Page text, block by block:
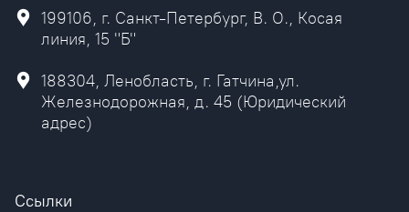
199106, г. Санкт-Петербург, В. О., Косая
линия, 15 "Б"
188304, Ленобласть, г. Гатчина,ул.
Железнодорожная, д. 45 (Юридический
адрес)
Ссылки